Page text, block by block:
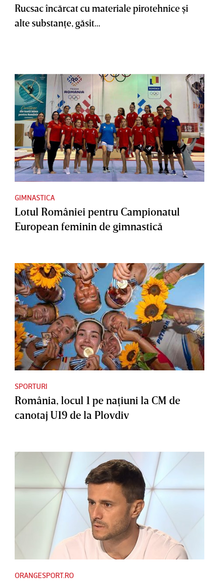
Rucsac încărcat cu materiale pirotehnice şi
alte substanţe, găsit...
GIMNASTICA
Lotul României pentru Campionatul
European feminin de gimnastică
SPORTURI
România, locul 1 pe naţiuni la CM de
canotaj U19 de la Plovdiv
ORANGESPORT.RO